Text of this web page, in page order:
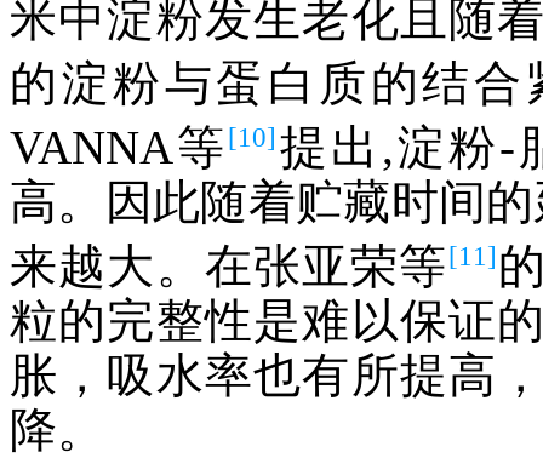
米中淀粉发生老化且随
的淀粉与蛋白质的结
VANNA等[10]提出,淀粉-
高。因此随着贮藏时间
来越大。在张亚荣等[11]
粒的完整性是难以保证
胀，吸水率也有所提高
降。